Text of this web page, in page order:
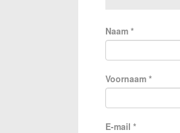
Naam *
Voornaam *
E-mail *